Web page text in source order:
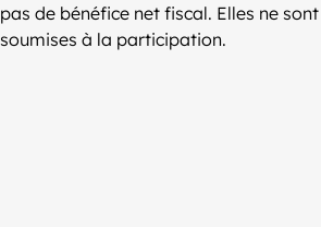
pas de bénéfice net fiscal. Elles ne
soumises à la participation.